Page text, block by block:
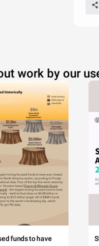
work by our
funds to have